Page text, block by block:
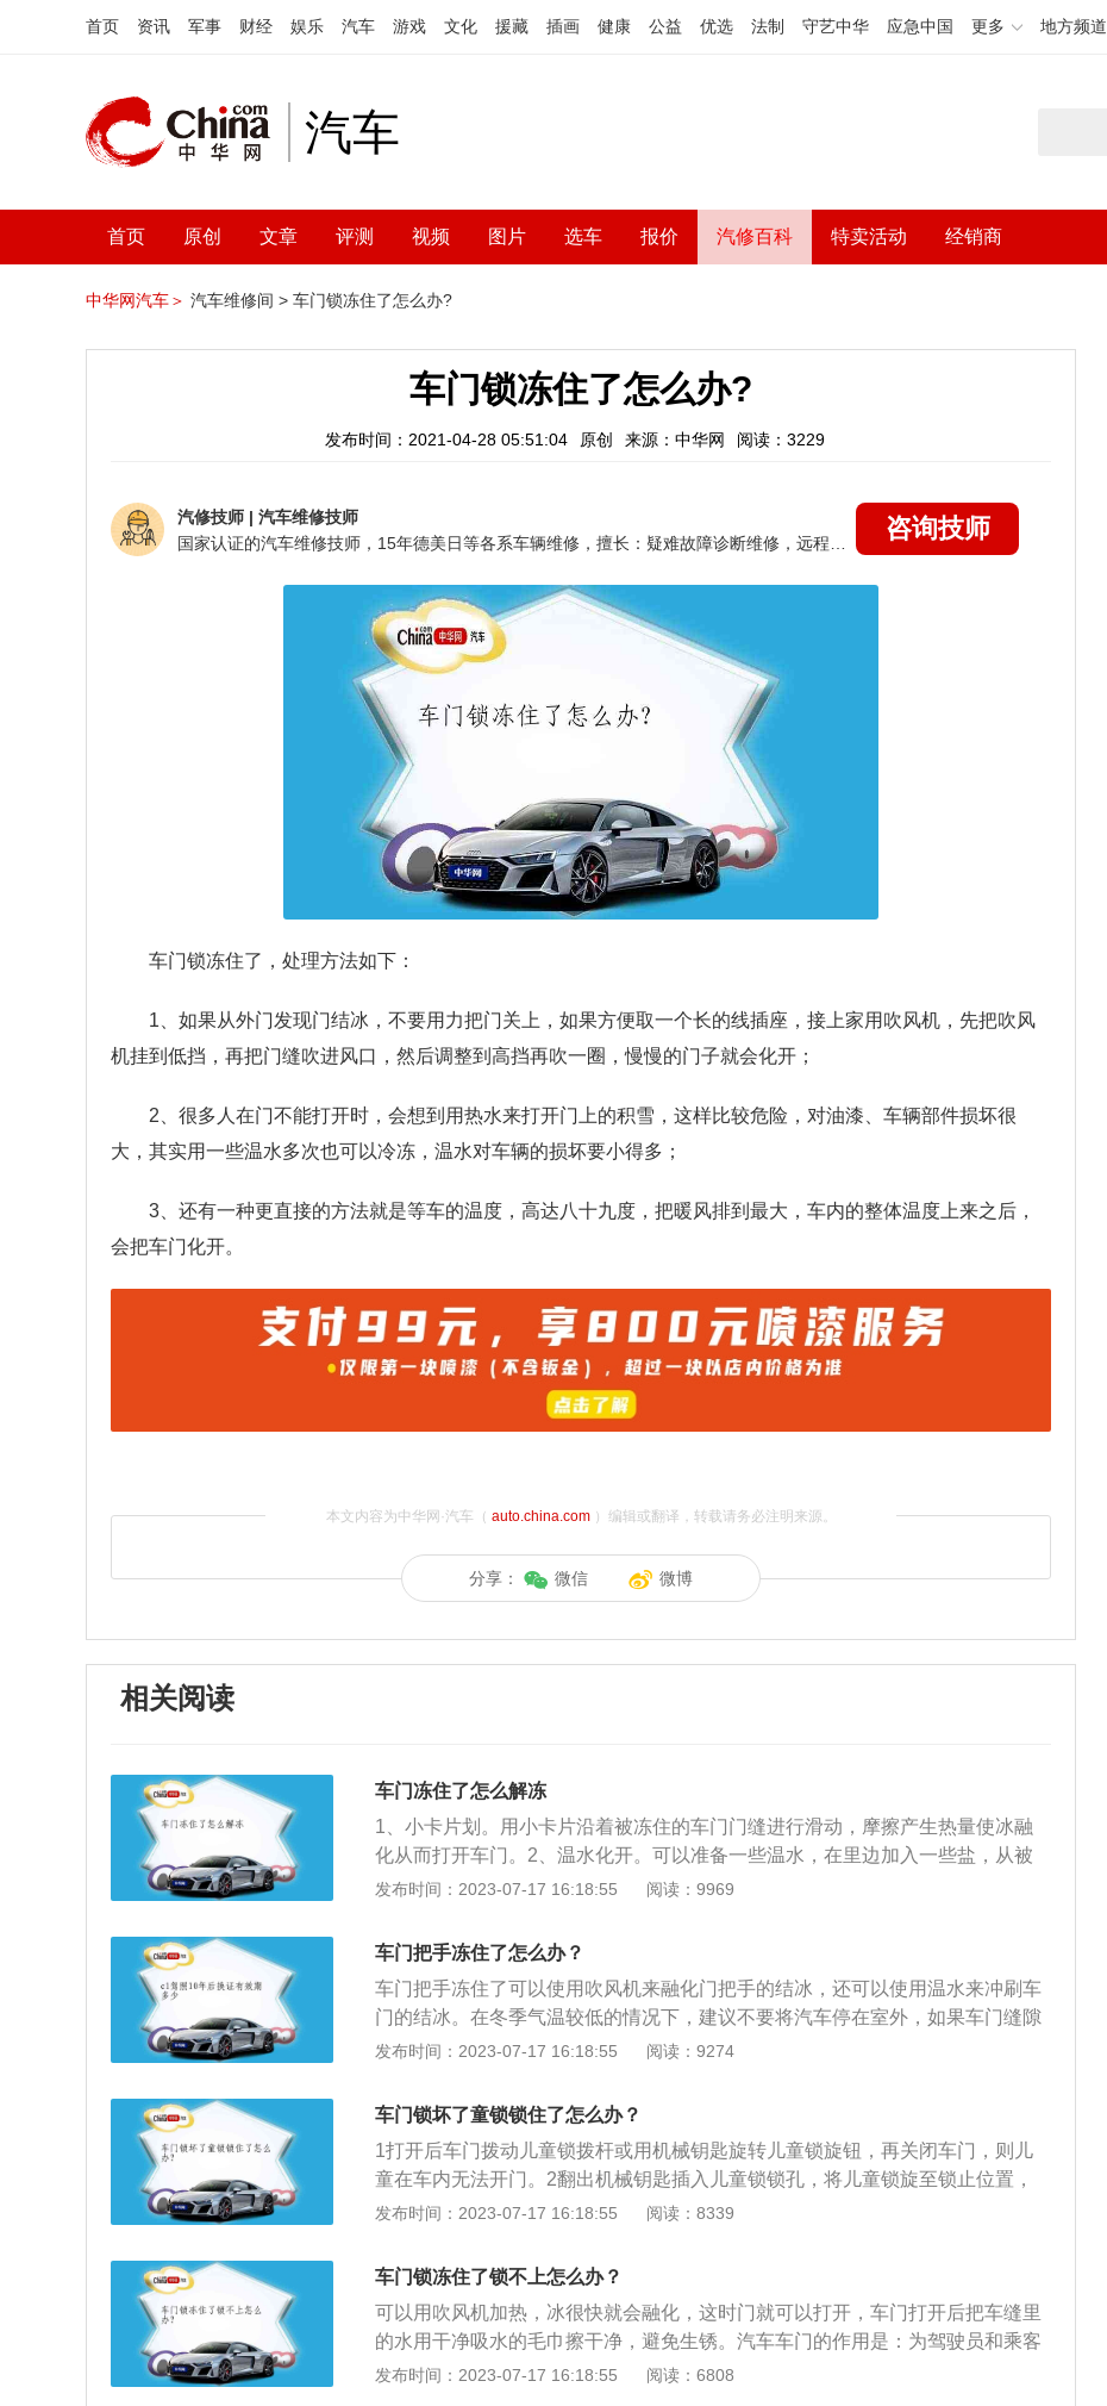
首页 资讯 军事 财经 娱乐 汽车 游戏 文化 援藏 插画 健康 公益 优选 法制 守艺中华 应急中国 更多 地方频道
汽车
首页 原创 文章 评测 视频 图片 选车 报价 汽修百科 特卖活动 经销商
中华网汽车＞ 汽车维修间 > 车门锁冻住了怎么办?
车门锁冻住了怎么办?
发布时间：2021-04-28 05:51:04 原创 来源：中华网 阅读：3229
汽修技师 | 汽车维修技师
咨询技师
车门锁冻住了，处理方法如下：
1、如果从外门发现门结冰，不要用力把门关上，如果方便取一个长的线插座，接上家用吹风机，先把吹风
机挂到低挡，再把门缝吹进风口，然后调整到高挡再吹一圈，慢慢的门子就会化开；
2、很多人在门不能打开时，会想到用热水来打开门上的积雪，这样比较危险，对油漆、车辆部件损坏很
大，其实用一些温水多次也可以冷冻，温水对车辆的损坏要小得多；
3、还有一种更直接的方法就是等车的温度，高达八十九度，把暖风排到最大，车内的整体温度上来之后，
会把车门化开。
本文内容为中华网·汽车（ auto.china.com）编辑或翻译，转载请务必注明来源。
分享： 微信 微博
相关阅读
车门冻住了怎么解冻
1、小卡片划。用小卡片沿着被冻住的车门门缝进行滑动，摩擦产生热量使冰融
化从而打开车门。2、温水化开。可以准备一些温水，在里边加入一些盐，从被
冻的车门缝隙缓慢倒入，一段时间后就可以打开了，非常省时省力。3、从后门
可以戴上手套拍击门缝中的冰。5、在阳光下解冻。如果汽车正好停在阳光下，
那么可以让阳光晒一会，使车内温度升高从而打开车门。6、吹风机解冻。如果
在车外，车门被冻住了，可以找个吹风机来解冻，这种解冻方法很慢，如果不着
急的话的可以采取。7、车载吹风机解冻。如果是在车内，车门被冻住了，正好
有车载吹风机的话，可以用车载吹风机对车门周围吹暖风。8、倒玻璃水。还可
匙。如果是车门的车锁孔被冻住了，可以用打火机加热车钥匙，再插入车孔，也
能解冻。一定不要暴力打开车门，被冻住的情况下用力拉车门，会导致车门密封
条损坏。车门打开后，要用毛巾将车门的水擦拭干净，防止再次冻上。
发布时间：2023-07-17 16:18:55 阅读：9969
车门把手冻住了怎么办？
车门把手冻住了可以使用吹风机来融化门把手的结冰，还可以使用温水来冲刷车
门的结冰。在冬季气温较低的情况下，建议不要将汽车停在室外，如果车门缝隙
内有积水，非常容易出现结冰的现象。车门把手被冻住之后，一定不要使用蛮力
门把手通常采用百分之30玻璃纤维增强PA6制成，外壳采用PCABS混合物制成，
背后的结构组件采用百分之30玻璃纤维增强PP制成，这些汽车门把手及锁模块的
形状、颜色和功能非常多样化。
发布时间：2023-07-17 16:18:55 阅读：9274
车门锁坏了童锁锁住了怎么办？
1打开后车门拨动儿童锁拨杆或用机械钥匙旋转儿童锁旋钮，再关闭车门，则儿
童在车内无法开门。2翻出机械钥匙插入儿童锁锁孔，将儿童锁旋至锁止位置，
即可防止儿童打开车门；3取消儿童锁如果要取消儿童锁功能，则从车外打开后
发布时间：2023-07-17 16:18:55 阅读：8339
车门锁冻住了锁不上怎么办？
可以用吹风机加热，冰很快就会融化，这时门就可以打开，车门打开后把车缝里
的水用干净吸水的毛巾擦干净，避免生锈。汽车车门的作用是：为驾驶员和乘客
提供出入车辆的通道，隔绝车外干扰，在一定程度上减轻侧面撞击保护乘员。车
发布时间：2023-07-17 16:18:55 阅读：6808